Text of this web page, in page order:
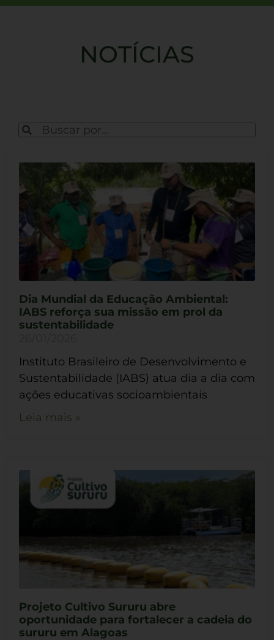
NOTÍCIAS
Dia Mundial da Educação Ambiental:
IABS reforça sua missão em prol da
sustentabilidade
Instituto Brasileiro de Desenvolvimento e
Sustentabilidade (IABS) atua dia a dia com
ações educativas socioambientais
Leia mais »
Projeto Cultivo Sururu abre
oportunidade para fortalecer a cadeia do
sururu em Alagoas